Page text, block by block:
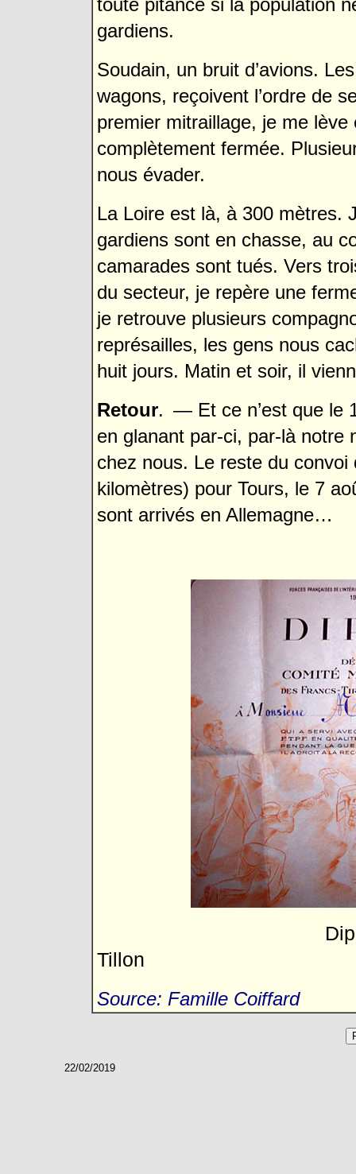
gardiens.
Soudain, un bruit d’avions.
wagons, reçoivent l’ordre de
premier mitraillage, je me lève
complètement fermée.
nous évader.
La Loire est là, à 300 mètres.
gardiens sont en chasse, au
camarades sont tués. Vers
du secteur, je repère une
je retrouve plusieurs
représailles, les gens nous
huit jours. Matin et soir, il
Retour. — Et ce n’est que le
en glanant par-ci, par-là notre
chez nous. Le reste du
kilomètres) pour Tours, le 7
sont arrivés en Allemagne…
Diplôme
Tillon
Source: Famille Coiffard
22/02/2019